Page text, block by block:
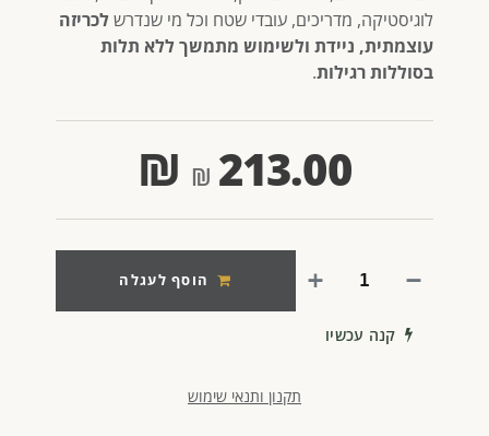
לוגיסטיקה, מדריכים, עובדי שטח וכל מי שנדרש לכריזה
עוצמתית, ניידת ולשימוש מתמשך ללא תלות
בסוללות רגילות.
213.00
₪
הוסף לעגלה
קנה עכשיו
תקנון ותנאי שימוש